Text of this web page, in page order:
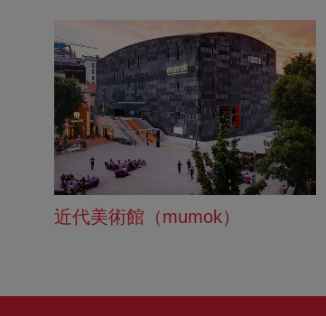
バ
ッ
ク
近代美術館（mumok）